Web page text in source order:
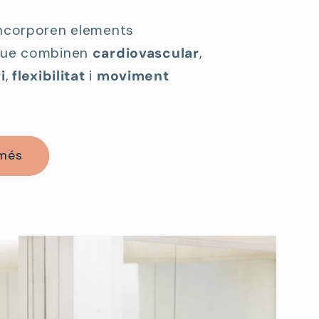
elements
combinen cardiovascular,
, flexibilitat i moviment